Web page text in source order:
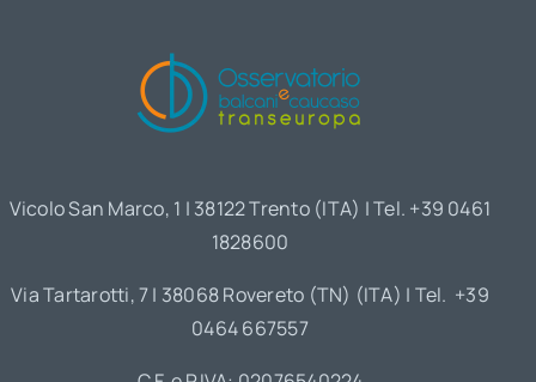
Vicolo San Marco, 1 | 38122 Trento (ITA) | Tel. +39 0461
1828600
Via Tartarotti, 7 | 38068 Rovereto (TN) (ITA) | Tel. +39
0464 667557